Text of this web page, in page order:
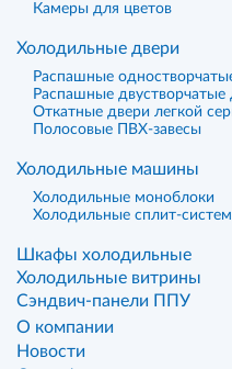
Камеры для цветов
Холодильные двери
Распашные
Распашные двустворчатые
Откатные двери легкой
Полосовые ПВХ-завесы
Холодильные машины
Холодильные моноблоки
Холодильные сплит-
Шкафы холодильные
Холодильные витрины
Сэндвич-панели ППУ
О компании
Новости